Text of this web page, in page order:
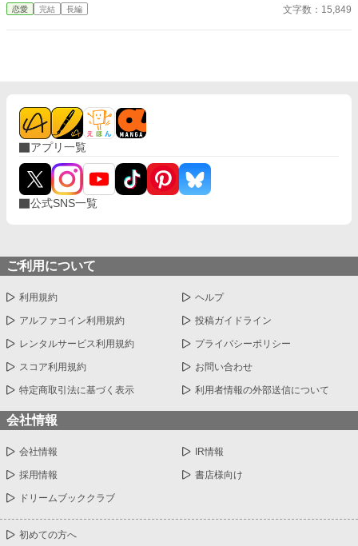
めきが広がる。 エレノアはゆっくりと顔を上げた。 目の前では、
王子が腰に手を回した美しい令嬢――侯爵令嬢セシリアが勝ち誇
恋愛 完結 長編 文字数：15,849
アプリ一覧
公式SNS一覧
ご利用について
利用規約 ヘルプ
アルファコイン利用規約 投稿ガイドライン
レンタルサービス利用規約 プライバシーポリシー
スコア利用規約 お問い合わせ
特定商取引法に基づく表示 利用者情報の外部送信について
会社情報
会社情報 IR情報
採用情報 書店様向け
ドリームブッククラブ
初めての方へ